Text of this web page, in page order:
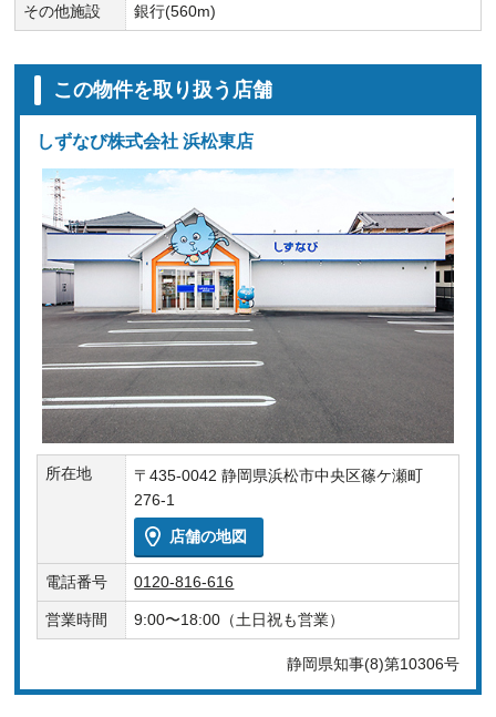
その他施設 銀行(560m)
この物件を取り扱う店舗
しずなび株式会社 浜松東店
所在地
〒435-0042 静岡県浜松市中央区篠ケ瀬町
276-1
店舗の地図
電話番号 0120-816-616
営業時間 9:00〜18:00（土日祝も営業）
静岡県知事(8)第10306号